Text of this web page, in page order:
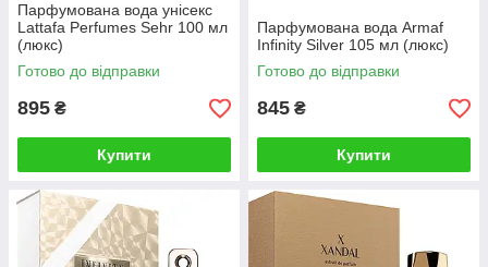
Парфумована вода унісекс
Lattafa Perfumes Sehr 100 мл
(люкс)
Готово до відправки
895 ₴
Купити
Парфумована вода Armaf
Infinity Silver 105 мл (люкс)
Готово до відправки
845 ₴
Купити